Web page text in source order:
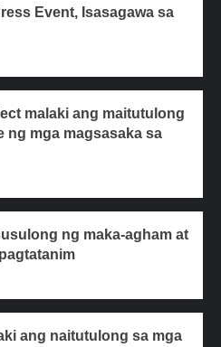
Event, Isasagawa sa
malaki ang maitutulong
ng mga magsasaka sa
ng maka-agham at
ang naitutulong sa mga